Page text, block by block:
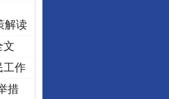
解读
文
工作
措